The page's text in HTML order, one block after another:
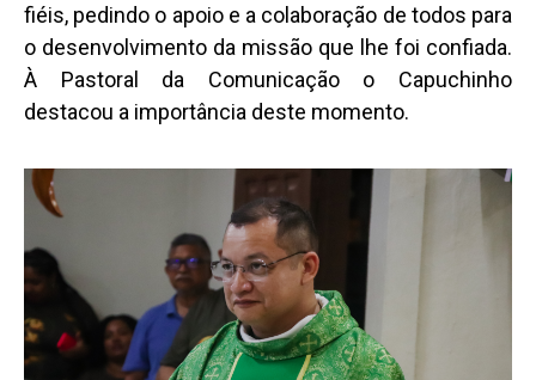
fiéis, pedindo o apoio e a colaboração de todos para
o desenvolvimento da missão que lhe foi confiada.
À Pastoral da Comunicação o Capuchinho
destacou a importância deste momento.